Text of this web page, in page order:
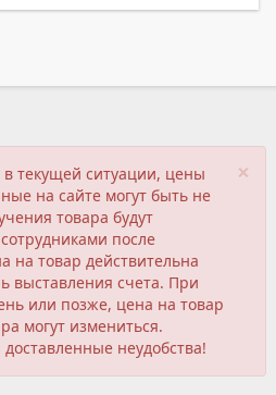
×
текущей ситуации, цены
на сайте могут быть не
товара будут
после
на товар действительна
выставления счета. При
или позже, цена на товар
могут измениться.
неудобства!